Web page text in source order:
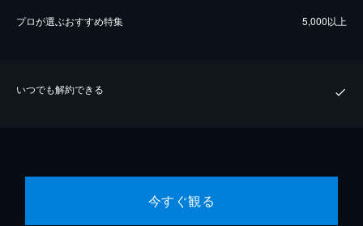
プロが選ぶおすすめ特集 5,000以上
いつでも解約できる
今すぐ観る